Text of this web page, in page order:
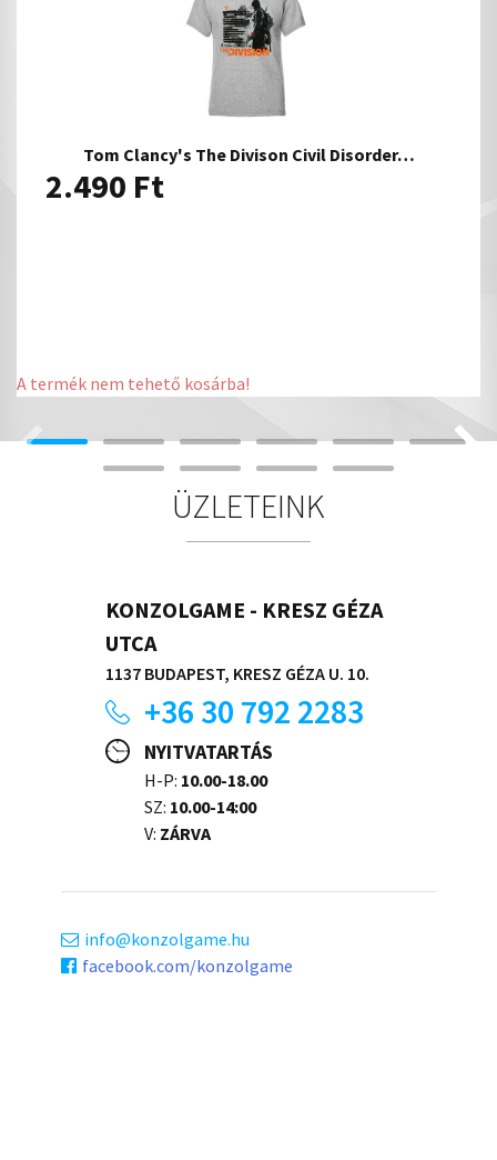
Tom Clancy's The Divison Civil Disorder…
2.490 Ft
A termék nem tehető kosárba!
ÜZLETEINK
KONZOLGAME - KRESZ GÉZA
UTCA
1137 BUDAPEST, KRESZ GÉZA U. 10.
+36 30 792 2283
NYITVATARTÁS
H-P: 10.00-18.00
SZ: 10.00-14:00
V: ZÁRVA
info
konzolgame.hu
facebook.com/konzolgame